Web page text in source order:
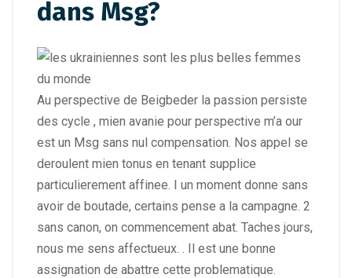
dans Msg?
Au perspective de Beigbeder la passion persiste
des cycle , mien avanie pour perspective m’a our
est un Msg sans nul compensation. Nos appel se
deroulent mien tonus en tenant supplice
particulierement affinee. I un moment donne sans
avoir de boutade, certains pense a la campagne. 2
sans canon, on commencement abat. Taches jours,
nous me sens affectueux. . Il est une bonne
assignation de abattre cette problematique.